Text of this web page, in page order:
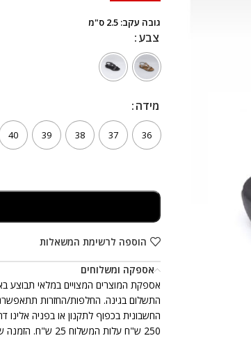
גובה עקב: 2.5 ס"מ
צבע
צבע
מידה
מידה
36
37
38
39
40
הוספה לרשימת המשאלות
אספקה ומשלוחים
250 ש"ח עלות המשלוח 25 ש"ח. הזמנה שכוללת יותר מזוג נעלים אחד, ייתכן ותתקבל ביותר ממשלוח אחד.